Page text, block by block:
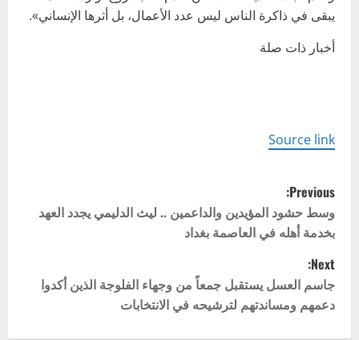
يبقى في ذاكرة الناس ليس عدد الأعمال، بل أثرها الإنساني».
أخبار ذات صلة
Source link
P
o
s
t
n
Previous:
وسط حشود المؤيدين والداعمين .. ليث الدليمي يجدد العهد
بخدمة أهله في العاصمة بغداد
Next:
جاسم العسل يستقبل جمعاً من وجهاء الفلوجة الذين أكدوا
دعمهم ومساندتهم لترشيحه في الانتخابات